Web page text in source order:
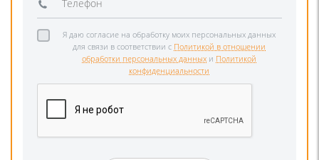
Я даю согласие на обработку моих персональных данных
для связи в соответствии с Политикой в отношении
обработки персональных данных и Политикой
конфиденциальности